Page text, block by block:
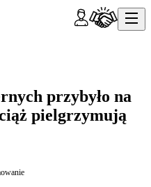
przybyło na
pielgrzymują